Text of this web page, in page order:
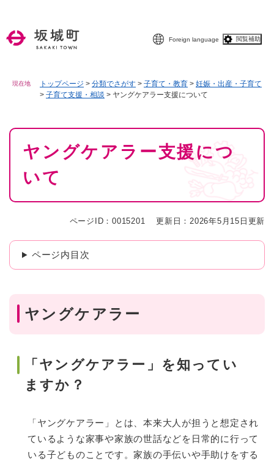
Foreign language 閲覧補助
現在地 トップページ > 分類でさがす > 子育て・教育 > 妊娠・出産・子育て
> 子育て支援・相談 > ヤングケアラー支援について
本
ヤングケアラー支援につ
いて
ページID：0015201 更新日：2026年5月15日更新
ページ内目次
ヤングケアラー
「ヤングケアラー」を知ってい
ますか？
「ヤングケアラー」とは、本来大人が担うと想定され
ているような家事や家族の世話などを日常的に行って
いる子どものことです。家族の手伝いや手助けをする